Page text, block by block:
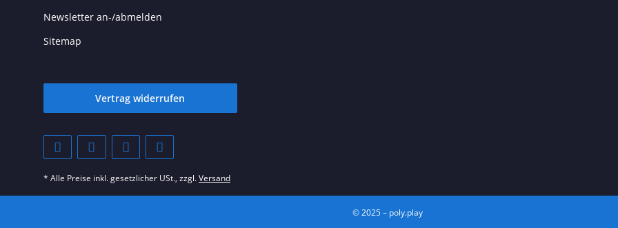
Newsletter an-/abmelden
Sitemap
Vertrag widerrufen
* Alle Preise inkl. gesetzlicher USt., zzgl.Versand
© 2025 – poly.play